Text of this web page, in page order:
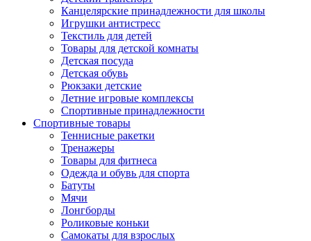
Канцелярские принадлежности для школы
Игрушки антистресс
Текстиль для детей
Товары для детской комнаты
Детская посуда
Детская обувь
Рюкзаки детские
Летние игровые комплексы
Спортивные принадлежности
Спортивные товары
Теннисные ракетки
Тренажеры
Товары для фитнеса
Одежда и обувь для спорта
Батуты
Мячи
Лонгборды
Роликовые коньки
Самокаты для взрослых